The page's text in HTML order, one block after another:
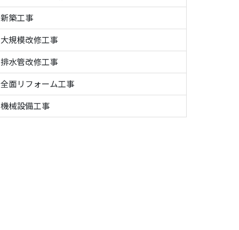
新築工事
大規模改修工事
排水管改修工事
全面リフォーム工事
機械設備工事